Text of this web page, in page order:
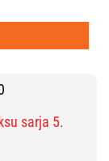
sarja 5.